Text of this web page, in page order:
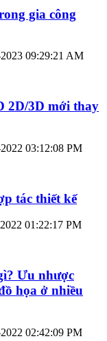
gia công
09:29:21 AM
2D/3D mới thay
03:12:08 PM
tác thiết kế
01:22:17 PM
Ưu nhược
họa ở nhiều
02:42:09 PM